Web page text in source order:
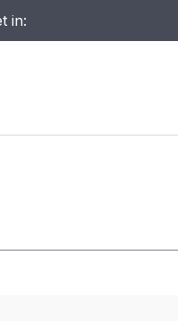
in: